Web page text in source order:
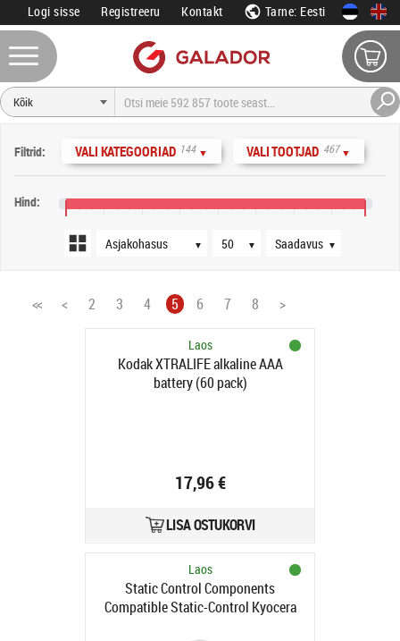
Logi sisse Registreeru Kontakt Tarne: Eesti
Filtrid: VALI KATEGOORIAD 144 ▼ VALI TOOTJAD 467 ▼
Hind:
▼
Järjestus
▼
Tooteid lehel
▼
Saadavus
<< < 2 3 4 5 6 7 8 >
Laos
Kodak XTRALIFE alkaline AAA
battery (60 pack)
17,96 €
LISA OSTUKORVI
Laos
Static Control Components
Compatible Static-Control Kyocera